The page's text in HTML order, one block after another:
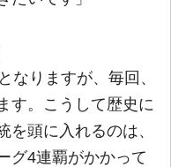
なりますが、毎回、
す。こうして歴史に
頭に入れるのは、
グ4連覇がかかって